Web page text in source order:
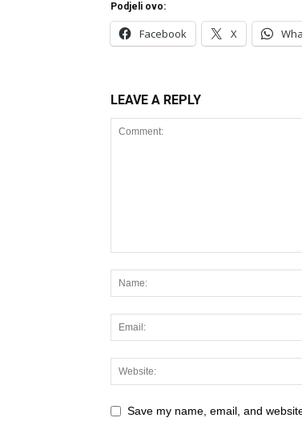
Podjeli ovo:
Facebook X
LEAVE A REPLY
Save my name, email, and